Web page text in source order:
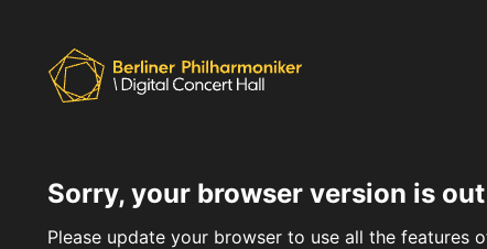
Sorry, your browser version is
Please update your browser to use all the features